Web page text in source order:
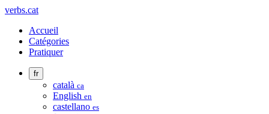
verbs.cat
Accueil
Catégories
Pratiquer
fr
català ca
English en
castellano es